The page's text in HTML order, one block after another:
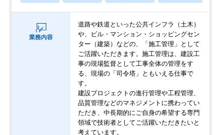
業務内容
道路や鉄道といった公共インフラ（土木）
や、ビル・マンション・ショッピングセン
ター（建築）などの、「施工管理」として
ご活躍いただきます。施工管理は、建設工
事の現場監督として工事全体の管理をす
る、現場の「司令塔」ともいえる仕事で
す。
建設プロジェクトの進行管理や工程管理、
品質管理などのマネジメントに携わってい
ただき、中長期的にご自身の希望する専門
領域で技術者としてご活躍いただきたいと
考えています。